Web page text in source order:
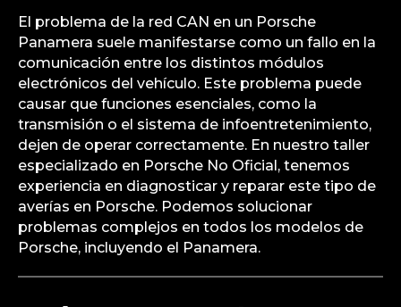
¿Cuál es el problema
común con el fallo de la
red CAN en un Porsche
Panamera?
El problema de la red CAN en un Porsche
Panamera suele manifestarse como un fallo en la
comunicación entre los distintos módulos
electrónicos del vehículo. Este problema puede
causar que funciones esenciales, como la
transmisión o el sistema de infoentretenimiento,